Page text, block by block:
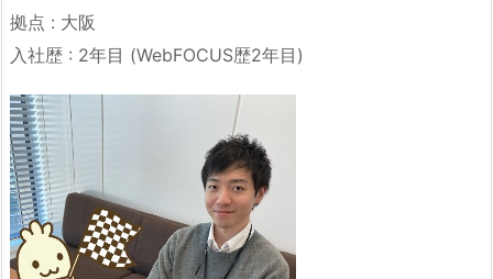
拠点 : 大阪
入社歴 : 2年目 (WebFOCUS歴2年目)